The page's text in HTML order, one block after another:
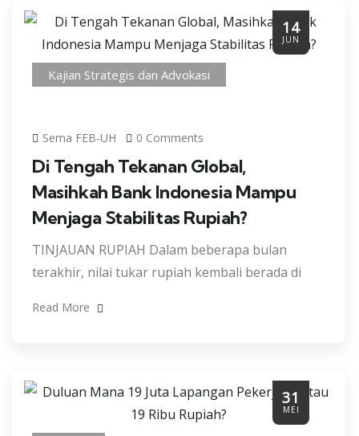
14
JUN
Kajian Strategis dan Advokasi
Sema FEB-UH 0 Comments
Di Tengah Tekanan Global,
Masihkah Bank Indonesia Mampu
Menjaga Stabilitas Rupiah?
TINJAUAN RUPIAH Dalam beberapa bulan
terakhir, nilai tukar rupiah kembali berada di
Read More
31
MEI